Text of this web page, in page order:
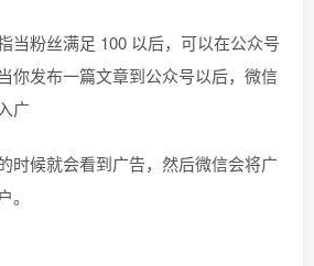
当粉丝满足 100 以后，可以在公众号
你发布一篇文章到公众号以后，微信
广
时候就会看到广告，然后微信会将广